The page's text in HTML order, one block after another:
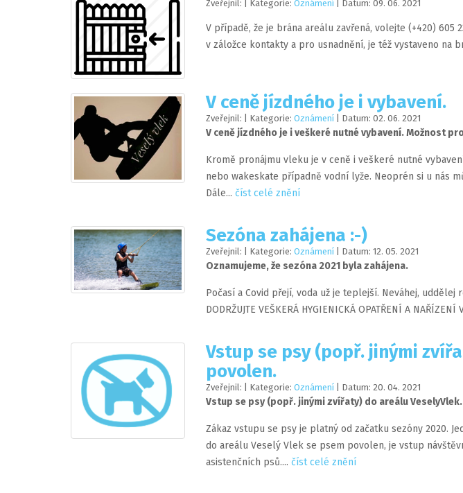
Zveřejnil: | Kategorie: Oznámení | Datum: 09. 06. 2021
V případě, že je brána areálu zavřená, volejte (+420) 605
v záložce kontakty a pro usnadnění, je též vystaveno na
V ceně jízdného je i vybavení.
Zveřejnil: | Kategorie: Oznámení | Datum: 02. 06. 2021
V ceně jízdného je i veškeré nutné vybavení. Možnost
Kromě pronájmu vleku je v ceně i veškeré nutné
nebo wakeskate případně vodní lyže. Neoprén si u nás
Dále... číst celé znění
Sezóna zahájena :-)
Zveřejnil: | Kategorie: Oznámení | Datum: 12. 05. 2021
Oznamujeme, že sezóna 2021 byla zahájena.
Počasí a Covid přejí, voda už je teplejší. Neváhej, uddělej
DODRŽUJTE VEŠKERÁ HYGIENICKÁ OPATŘENÍ A NAŘÍZENÍ
Vstup se psy (popř. jinými
povolen.
Zveřejnil: | Kategorie: Oznámení | Datum: 20. 04. 2021
Vstup se psy (popř. jinými zvířaty) do areálu
Zákaz vstupu se psy je platný od začatku sezóny 2020.
do areálu Veselý Vlek se psem povolen, je vstup
asistenčních psů.... číst celé znění